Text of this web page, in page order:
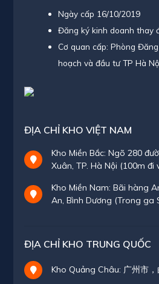
Ngày cấp 16/10/2019
Đăng ký kinh doanh thay
Cơ quan cấp: Phòng
hoạch và đầu tư TP Hà
ĐỊA CHỈ KHO VIỆT NAM
Kho Miền Bắc: Ngõ 280
Xuân, TP. Hà Nội (100m đi
Kho Miền Nam: Bãi hàng
An, Bình Dương (Trong ga
ĐỊA CHỈ KHO TRUNG QUỐC
Kho Quảng Châu: 广州市